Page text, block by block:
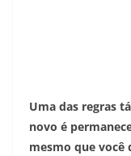
Uma das regras
novo é
mesmo que você